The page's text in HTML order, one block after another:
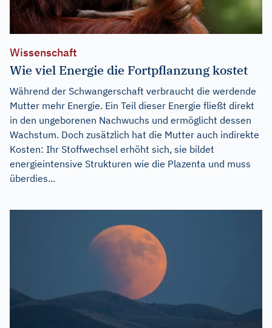
Wissenschaft
Wie viel Energie die Fortpflanzung kostet
Während der Schwangerschaft verbraucht die werdende
Mutter mehr Energie. Ein Teil dieser Energie fließt direkt
in den ungeborenen Nachwuchs und ermöglicht dessen
Wachstum. Doch zusätzlich hat die Mutter auch indirekte
Kosten: Ihr Stoffwechsel erhöht sich, sie bildet
energieintensive Strukturen wie die Plazenta und muss
überdies...